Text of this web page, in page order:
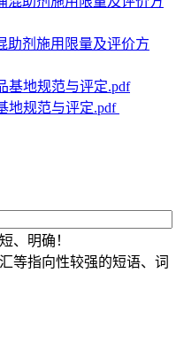
助剂施用限量及评价方
地规范与评定.pdf
、明确！
等指向性较强的短语、词